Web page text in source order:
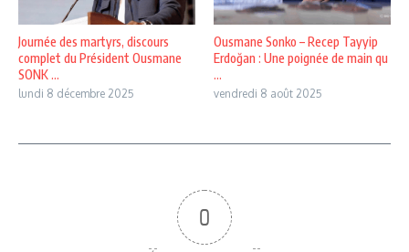
Journée des martyrs, discours
complet du Président Ousmane
SONK ...
lundi 8 décembre 2025
Ousmane Sonko – Recep Tayyip
Erdoğan : Une poignée de main qu
...
vendredi 8 août 2025
0